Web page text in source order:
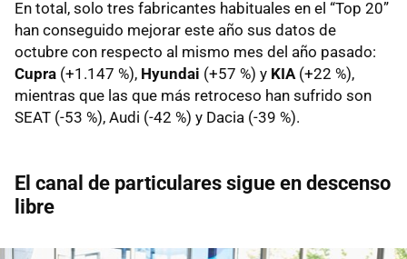
En total, solo tres fabricantes habituales en el “Top 20”
han conseguido mejorar este año sus datos de
octubre con respecto al mismo mes del año pasado:
Cupra (+1.147 %), Hyundai (+57 %) y KIA (+22 %),
mientras que las que más retroceso han sufrido son
SEAT (-53 %), Audi (-42 %) y Dacia (-39 %).
El canal de particulares sigue en descenso
libre